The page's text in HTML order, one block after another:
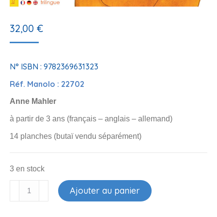
32,00 €
N° ISBN : 9782369631323
Réf. Manolo : 22702
Anne Mahler
à partir de 3 ans (français – anglais – allemand)
14 planches (butaï vendu séparément)
3 en stock
Ajouter au panier